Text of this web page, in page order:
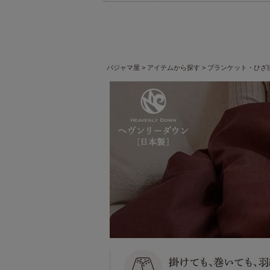
パジャマ屋 アイテムから探す ブランケット・ひざ